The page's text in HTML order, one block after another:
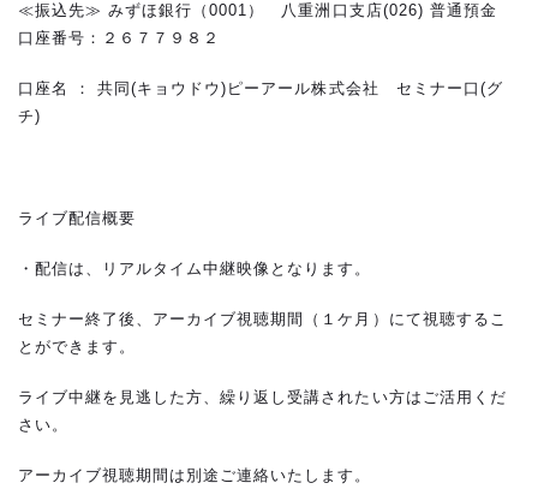
≪振込先≫ みずほ銀行（0001） 八重洲口支店(026) 普通預金
口座番号：２６７７９８２
口座名 ： 共同(キョウドウ)ピーアール株式会社 セミナー口(グ
チ)
ライブ配信概要
・配信は、リアルタイム中継映像となります。
セミナー終了後、アーカイブ視聴期間（１ケ月）にて視聴するこ
とができます。
ライブ中継を見逃した方、繰り返し受講されたい方はご活用くだ
さい。
アーカイブ視聴期間は別途ご連絡いたします。